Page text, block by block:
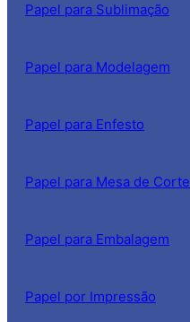
Papel para Sublimação
Papel para Modelagem
Papel para Enfesto
Papel para Mesa de Corte
Papel para Embalagem
Papel por Impressão